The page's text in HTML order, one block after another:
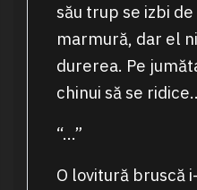
său trup se izbi
marmură, dar el
durerea. Pe
chinui să se
“…”
O lovitură bruscă